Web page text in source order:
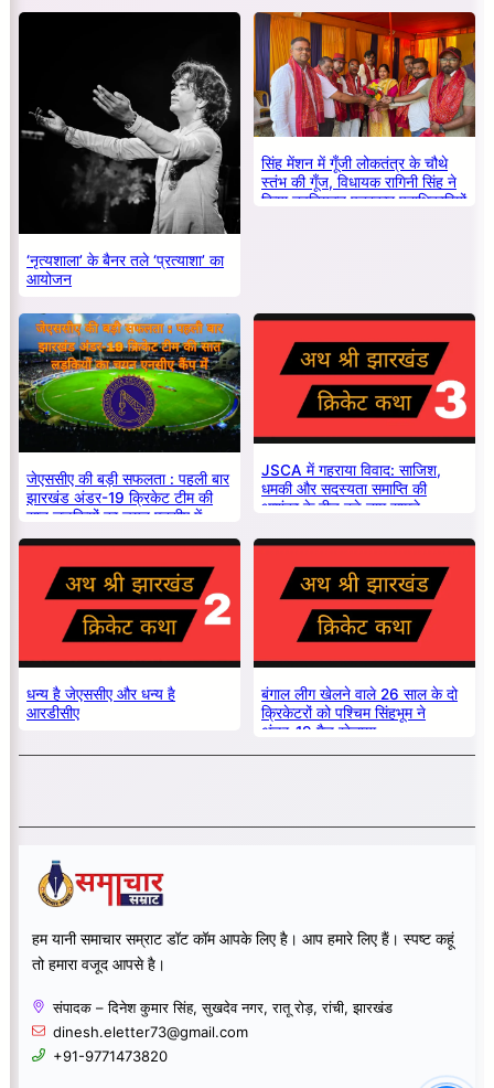
‘नृत्यशाला’ के बैनर तले ‘प्रत्याशा’ का
आयोजन
सिंह मेंशन में गूँजी लोकतंत्र के चौथे
स्तंभ की गूँज, विधायक रागिनी सिंह ने
किया नवनियुक्त पत्रकार पदाधिकारियों
जेएससीए की बड़ी सफलता : पहली बार
झारखंड अंडर-19 क्रिकेट टीम की
सात लड़कियों का चयन एनसीए में
JSCA में गहराया विवाद: साजिश,
धमकी और सदस्यता समाप्ति की
आशंका के बीच बड़े नाम सामने
धन्य है जेएससीए और धन्य है
आरडीसीए
बंगाल लीग खेलने वाले 26 साल के दो
क्रिकेटरों को पश्चिम सिंहभूम ने
अंडर-19 मैच खेलाया
हम यानी समाचार सम्राट डॉट कॉम आपके लिए है। आप हमारे लिए हैं। स्पष्ट कहूं
तो हमारा वजूद आपसे है।
संपादक – दिनेश कुमार सिंह, सुखदेव नगर, रातू रोड़, रांची, झारखंड
dinesh.eletter73@gmail.com
+91-9771473820